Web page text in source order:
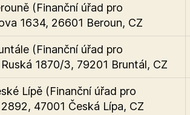
(Finanční úřad pro
1634, 26601 Beroun, CZ
(Finanční úřad pro
1870/3, 79201 Bruntál, CZ
Lípě (Finanční úřad pro
47001 Česká Lípa, CZ